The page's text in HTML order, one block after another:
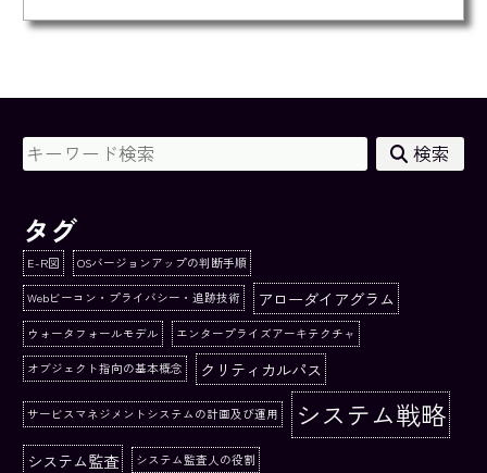
検索
タグ
E-R図 OSバージョンアップの判断手順
Webビーコン・プライバシー・追跡技術 アローダイアグラム
ウォータフォールモデル エンタープライズアーキテクチャ
オブジェクト指向の基本概念 クリティカルパス
サービスマネジメントシステムの計画及び運用 システム戦略
システム監査 システム監査人の役割